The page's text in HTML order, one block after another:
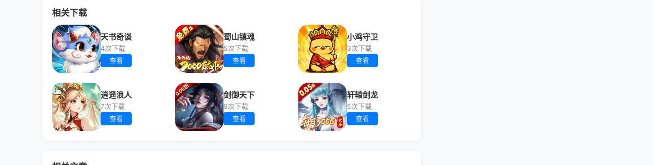
相关下载
天书奇谈
4次下载
查看
蜀山镇魂
5次下载
查看
小鸡守卫
3次下载
查看
逍遥浪人
7次下载
查看
剑御天下
9次下载
查看
轩辕剑龙
5次下载
查看